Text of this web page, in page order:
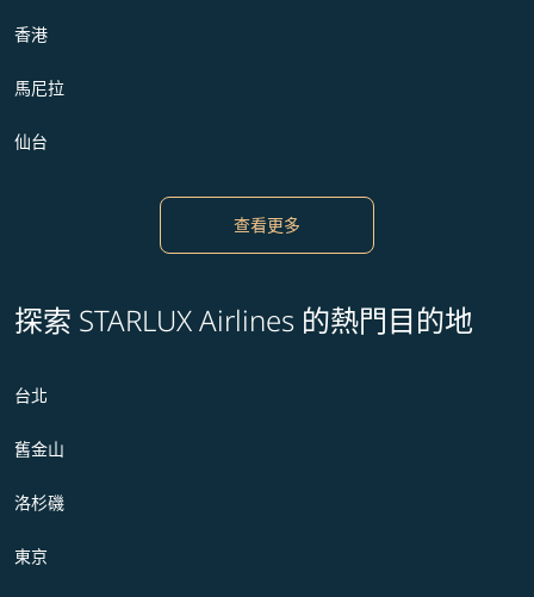
香港
馬尼拉
仙台
查看更多
探索 STARLUX Airlines 的熱門目的地
台北
舊金山
洛杉磯
東京